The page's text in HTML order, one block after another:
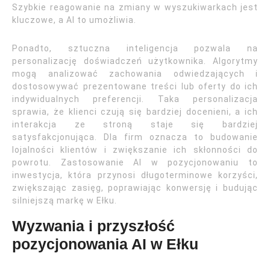
Szybkie reagowanie na zmiany w wyszukiwarkach jest
kluczowe, a AI to umożliwia.
Ponadto, sztuczna inteligencja pozwala na
personalizację doświadczeń użytkownika. Algorytmy
mogą analizować zachowania odwiedzających i
dostosowywać prezentowane treści lub oferty do ich
indywidualnych preferencji. Taka personalizacja
sprawia, że klienci czują się bardziej docenieni, a ich
interakcja ze stroną staje się bardziej
satysfakcjonująca. Dla firm oznacza to budowanie
lojalności klientów i zwiększanie ich skłonności do
powrotu. Zastosowanie AI w pozycjonowaniu to
inwestycja, która przynosi długoterminowe korzyści,
zwiększając zasięg, poprawiając konwersję i budując
silniejszą markę w Ełku.
Wyzwania i przyszłość
pozycjonowania AI w Ełku